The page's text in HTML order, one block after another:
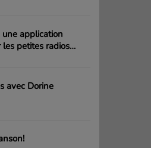
application
les petites radios
avec Dorine